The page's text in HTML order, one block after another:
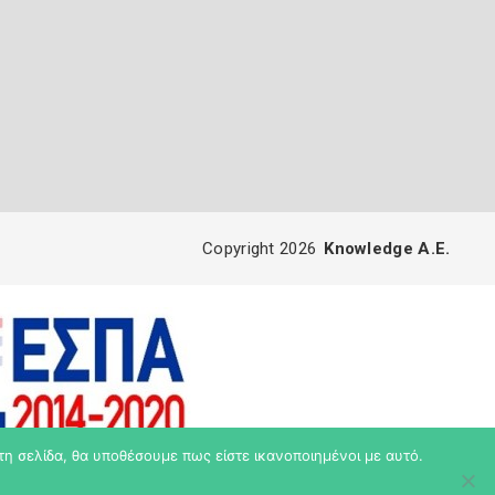
Copyright 2026 Knowledge A.E.
σελίδα, θα υποθέσουμε πως είστε ικανοποιημένοι με αυτό.